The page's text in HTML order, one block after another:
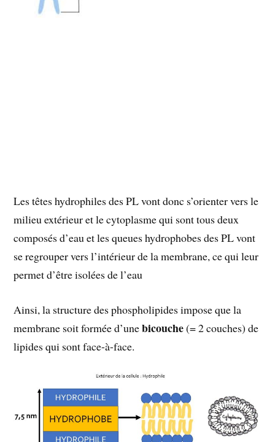
Les têtes hydrophiles des PL vont donc s’orienter vers le
milieu extérieur et le cytoplasme qui sont tous deux
composés d’eau et les queues hydrophobes des PL vont
se regrouper vers l’intérieur de la membrane, ce qui leur
permet d’être isolées de l’eau
Ainsi, la structure des phospholipides impose que la
membrane soit formée d’unebicouche(= 2 couches) de
lipides qui sont face-à-face.